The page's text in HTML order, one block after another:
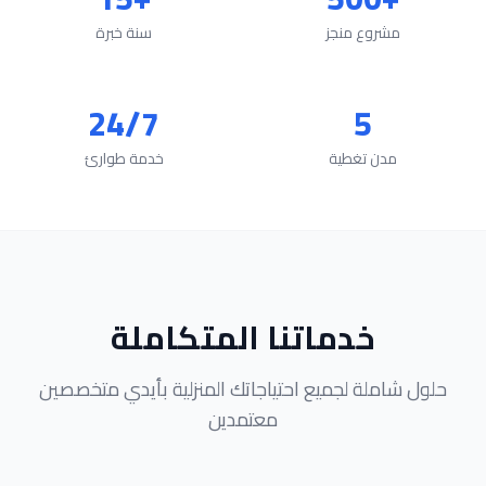
مشروع منجز سنة خبرة
5
مدن تغطية
24/7
خدمة طوارئ
خدماتنا المتكاملة
حلول شاملة لجميع احتياجاتك المنزلية بأيدي متخصصين
معتمدين